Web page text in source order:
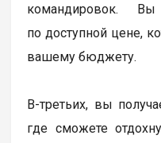
командировок.
по доступной цене,
вашему бюджету.
В-третьих, вы
где сможете